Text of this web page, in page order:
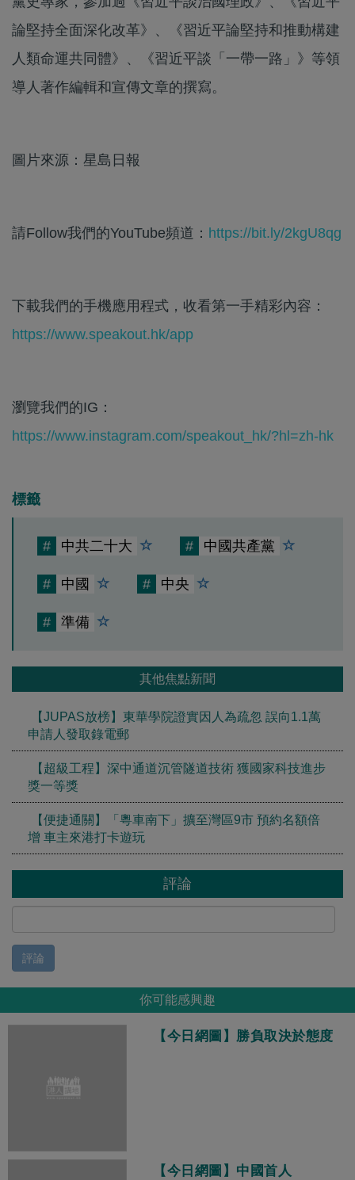
論堅持全面深化改革》、《習近平論堅持和推動構建
人類命運共同體》、《習近平談「一帶一路」》等領
導人著作編輯和宣傳文章的撰寫。
圖片來源：星島日報
請Follow我們的YouTube頻道： https://bit.ly/2kgU8qg
下載我們的手機應用程式，收看第一手精彩內容：
https://www.speakout.hk/app
瀏覽我們的IG：
https://www.instagram.com/speakout_hk/?hl=zh-hk
標籤
# 中共二十大 # 中國共產黨
# 中國 # 中央
# 準備
其他焦點新聞
【JUPAS放榜】東華學院證實因人為疏忽 誤向1.1萬
申請人發取錄電郵
【超級工程】深中通道沉管隧道技術 獲國家科技進步
獎一等獎
【便捷通關】「粵車南下」擴至灣區9市 預約名額倍
增 車主來港打卡遊玩
評論
評論
你可能感興趣
【今日網圖】勝負取決於態度
【今日網圖】中國首人